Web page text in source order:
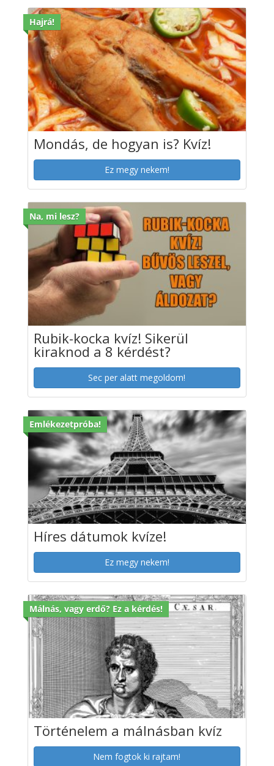
Hajrá!
Mondás, de hogyan is? Kvíz!
Ez megy nekem!
Na, mi lesz?
Rubik-kocka kvíz! Sikerül
kiraknod a 8 kérdést?
Sec per alatt megoldom!
Emlékezetpróba!
Híres dátumok kvíze!
Ez megy nekem!
Málnás, vagy erdő? Ez a kérdés!
Történelem a málnásban kvíz
Nem fogtok ki rajtam!